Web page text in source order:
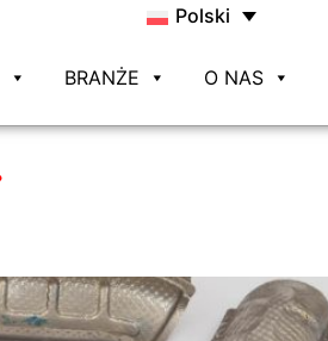
Polski
BRANŻE O NAS